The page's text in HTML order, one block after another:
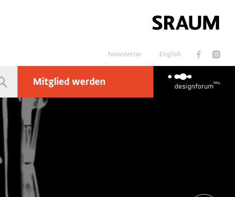
Newsletter English
Mitglied werden